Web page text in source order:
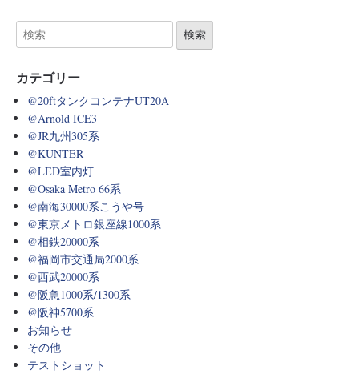
カテゴリー
@20ftタンクコンテナUT20A
@Arnold ICE3
@JR九州305系
@KUNTER
@LED室内灯
@Osaka Metro 66系
@南海30000系こうや号
@東京メトロ銀座線1000系
@相鉄20000系
@福岡市交通局2000系
@西武20000系
@阪急1000系/1300系
@阪神5700系
お知らせ
その他
テストショット